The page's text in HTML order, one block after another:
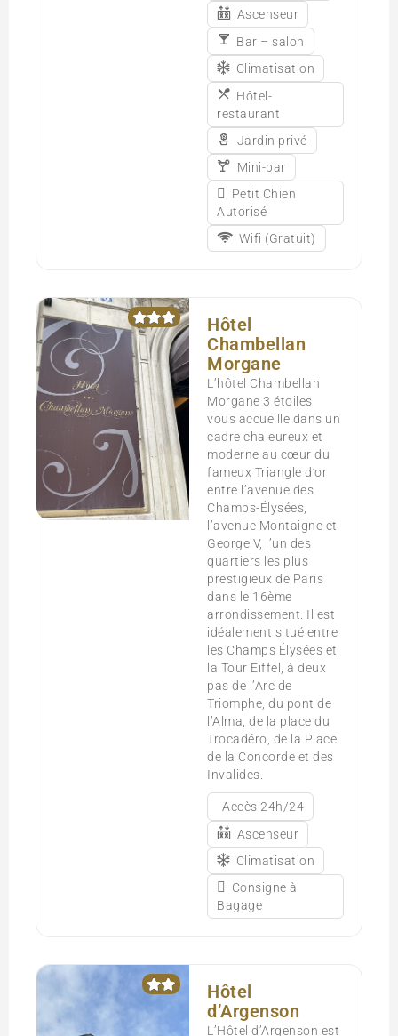
Ascenseur
Bar – salon
Climatisation
Hôtel-
restaurant
Jardin privé
Mini-bar
Petit Chien
Autorisé
Wifi (Gratuit)
Hôtel
Chambellan
Morgane
L’hôtel Chambellan
Morgane 3 étoiles
vous accueille dans un
cadre chaleureux et
moderne au cœur du
fameux Triangle d’or
entre l’avenue des
Champs-Élysées,
l’avenue Montaigne et
George V, l’un des
quartiers les plus
prestigieux de Paris
dans le 16ème
arrondissement. Il est
idéalement situé entre
les Champs Élysées et
la Tour Eiffel, à deux
pas de l’Arc de
Triomphe, du pont de
l’Alma, de la place du
Trocadéro, de la Place
de la Concorde et des
Invalides.
Accès 24h/24
Ascenseur
Climatisation
Consigne à
Bagage
Hôtel
d’Argenson
L’Hôtel d’Argenson est